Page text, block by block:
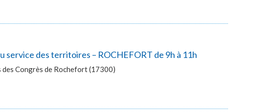
service des territoires – ROCHEFORT de 9h à 11h
des Congrès de Rochefort (17300)